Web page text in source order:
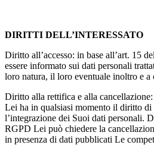
DIRITTI DELL’INTERESSATO
Diritto all’accesso: in base all’art. 15
essere informato sui dati personali
loro natura, il loro eventuale inoltro e
Diritto alla rettifica e alla
Lei ha in qualsiasi momento il diritto di
l’integrazione dei Suoi dati personali.
RGPD Lei può chiedere la
in presenza di dati pubblicati Le